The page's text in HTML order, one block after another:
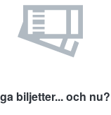
biljetter... och nu?